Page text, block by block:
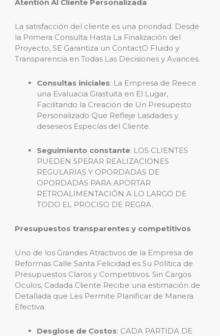
Atentión Al Cliente Personalizada
La satisfacción del cliente es una prioridad. Desde
la Primera Consulta Hasta La Finalización del
Proyecto, SE Garantiza un ContactO Fluido y
Transparencia en Todas Las Decisiones y Avances.
Consultas iniciales: La Empresa de Reece
una Evaluacia Grastuita en El Lugar,
Facilitando la Creación de Un Presupesto
Personalizado Que Refleje Lasdades y
deseseos Especías del Cliente.
Seguimiento constante: LOS CLIENTES
PUEDEN SPERAR REALIZACIONES
REGULARIAS Y OPORDADAS DE
OPORDADAS PARA APORTAR
RETROALIMENTACIÓN A LO LARGO DE
TODO EL PROCISO DE REGRA.
Presupuestos transparentes y competitivos
Uno de los Grandes Atractivos de la Empresa de
Reformas Calle Santa Felicidad es Su Política de
Presupuestos Claros y Competitivos. Sin Cargos
Oculos, Cadada Cliente Recibe una estimación de
Detallada que Les Permite Planificar de Manera
Efectiva.
Desglose de Costos: CADA PARTIDA DE